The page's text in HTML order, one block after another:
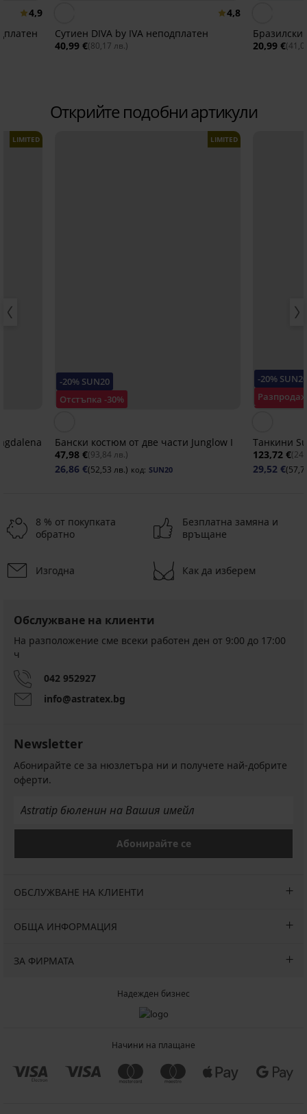
4,9
4,8
Сутиен DIVA by IVA неподплатен
40,99 €(80,17 лв.)
20,99 €
Открийте подобни артикули
LIMITED
-20% SUN20
Отстъпка -30%
LIMITED
Бански костюм от две части Junglow I
47,98 €(93,84 лв.)
26,86 €(52,53 лв.) код: SUN20
-20%
Танкини
123,72 €
29,52 €
8 % от покупката
обратно
Безплатна замяна и
връщане
Изгодна Как да изберем
Обслужване на клиенти
На разположение сме всеки работен ден от 9:00 до 17:00
ч
042 952927
info@astratex.bg
Newsletter
Абонирайте се за нюзлетъра ни и получете най-добрите
оферти.
Абонирайте се
ОБСЛУЖВАНЕ НА КЛИЕНТИ
ОБЩА ИНФОРМАЦИЯ
ЗА ФИРМАТА
Надежден бизнес
Начини на плащане